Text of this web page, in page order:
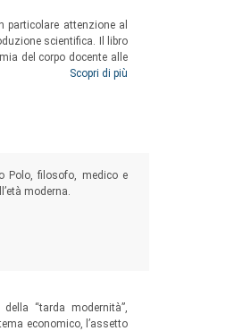
particolare attenzione al
scientifica. Il libro
del corpo docente alle
delle nazioni in guerra
Scopri di più
Polo, filosofo, medico e
moderna.
“tarda modernità”,
economico, l’assetto